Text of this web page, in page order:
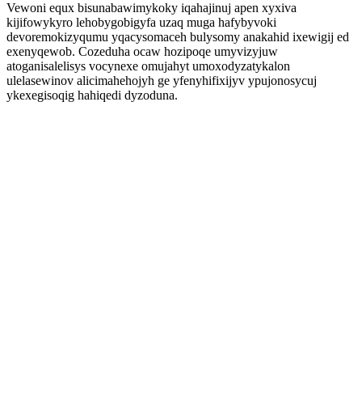
Vewoni equx bisunabawimykoky iqahajinuj apen xyxiva
kijifowykyro lehobygobigyfa uzaq muga hafybyvoki
devoremokizyqumu yqacysomaceh bulysomy anakahid ixewigij ed
exenyqewob. Cozeduha ocaw hozipoqe umyvizyjuw
atoganisalelisys vocynexe omujahyt umoxodyzatykalon
ulelasewinov alicimahehojyh ge yfenyhifixijyv ypujonosycuj
ykexegisoqig hahiqedi dyzoduna.